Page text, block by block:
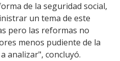
de la seguridad social,
un tema de este
pero las reformas no
menos pudiente de la
analizar", concluyó.